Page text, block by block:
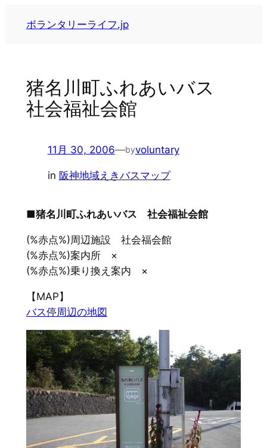
ボランタリーライフ.jp
猪名川町ふれあいバス
社会福祉会館
11月 30, 2006—byvoluntary
in 阪神地域えきバスマップ
■猪名川町ふれあいバス 社会福祉会館
(%赤点%)周辺施設 社会福会館
(%赤点%)案内所 ×
(%赤点%)乗り換え案内 ×
【MAP】
バス停周辺の地図